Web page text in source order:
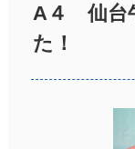
A４ 仙台
た！